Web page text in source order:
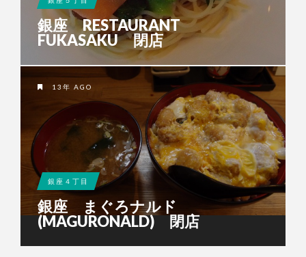
銀座 RESTAURANT
FUKASAKU 閉店
13年 AGO
銀座４丁目
銀座 まぐろナルド
(MAGURONALD) 閉店